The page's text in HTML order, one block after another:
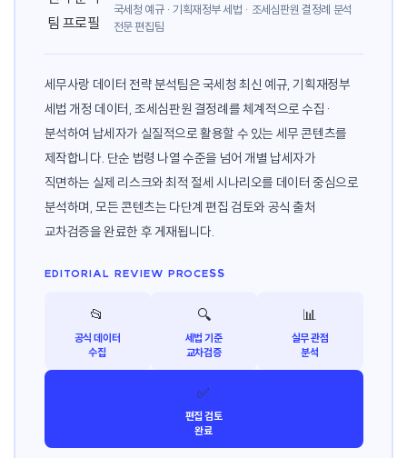
국세청 예규 · 기획재정부 세법 · 조세심판원 결정례 분석
전문 편집팀
세무사랑 데이터 전략 분석팀은 국세청 최신 예규, 기획재정부
세법 개정 데이터, 조세심판원 결정례를 체계적으로 수집·
분석하여 납세자가 실질적으로 활용할 수 있는 세무 콘텐츠를
제작합니다. 단순 법령 나열 수준을 넘어 개별 납세자가
직면하는 실제 리스크와 최적 절세 시나리오를 데이터 중심으로
분석하며, 모든 콘텐츠는 다단계 편집 검토와 공식 출처
교차검증을 완료한 후 게재됩니다.
EDITORIAL REVIEW PROCESS
📂
공식 데이터
수집
🔍
세법 기준
교차검증
📊
실무 관점
분석
✅
편집 검토
완료